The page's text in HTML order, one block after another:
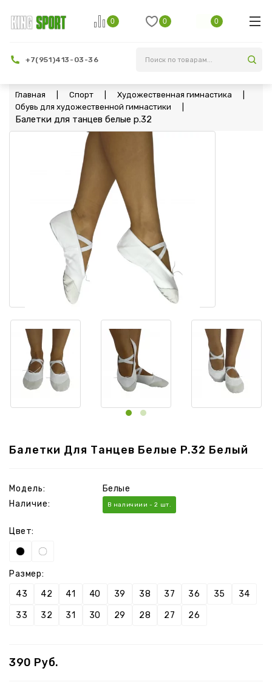
0 0 0
+7(951)413-03-36
Главная Спорт
Художественная гимнастика
Обувь для художественной гимнастики
Балетки для танцев белые p.32
Балетки Для Танцев Белые P.32 Белый
Модель:
Белые
Наличие:
В наличиии - 2 шт.
Цвет:
Размер:
43
42 41 40 39 38 37 36 35 34
33 32 31 30 29 28 27 26
390 Руб.